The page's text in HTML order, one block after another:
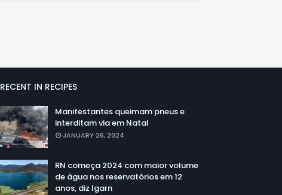
RECENT IN RECIPES
Manifestantes queimam pneus e
interditam via em Natal
JANUARY 26, 2024
RN começa 2024 com maior volume
de água nos reservatórios em 12
anos, diz Igarn